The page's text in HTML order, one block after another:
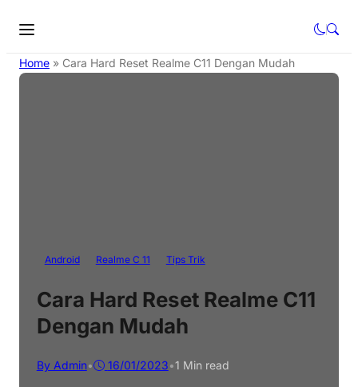
Home » Cara Hard Reset Realme C11 Dengan Mudah
Android Realme C 11 Tips Trik
Cara Hard Reset Realme C11
Dengan Mudah
By Admin• 16/01/2023•1 Min read